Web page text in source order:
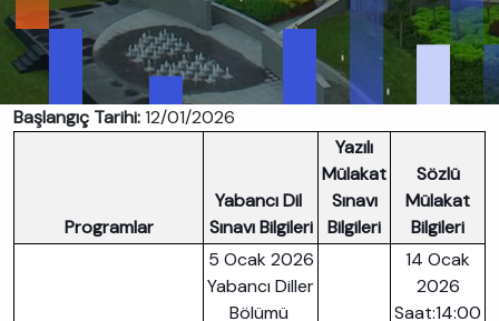
Başlangıç Tarihi:12/01/2026
Programlar
Yabancı Dil
Sınavı Bilgileri
Yazılı
Mülakat
Sınavı
Bilgileri
Sözlü
Mülakat
Bilgileri
5 Ocak 2026
Yabancı Diller
Bölümü
14 Ocak
2026
Saat:14:00